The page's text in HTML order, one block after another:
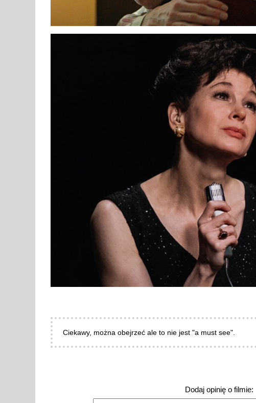
Ciekawy, można obejrzeć ale to nie jest "a must see".
Dodaj opinię o filmie: